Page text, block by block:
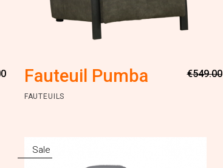
Oorspronkelijke
prijs
€695.00.
Huidige
prijs
€395.00.
Fauteuil Pumba €549.00
FAUTEUILS
Sale